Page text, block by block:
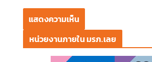
หน่วยงานภายใน มรภ.เลย